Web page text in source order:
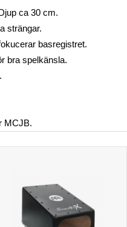
ca 30 cm.
strängar.
basregistret.
bra spelkänsla.
MCJB.